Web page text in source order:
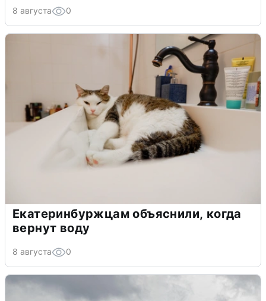
8 августа 0
Екатеринбуржцам объяснили, когда
вернут воду
8 августа 0